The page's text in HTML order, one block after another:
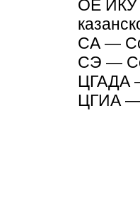
ОЕ ИКУ
СА —
СЭ —
ЦГАДА
ЦГИА —